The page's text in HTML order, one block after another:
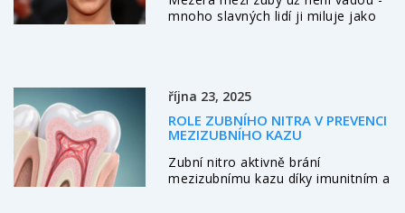
mnoho slavných lidí ji miluje jako
října 23, 2025
ROLE ZUBNÍHO NITRA V PREVENCI
MEZIZUBNÍHO KAZU
Zubní nitro aktivně brání
mezizubnímu kazu díky imunitním a